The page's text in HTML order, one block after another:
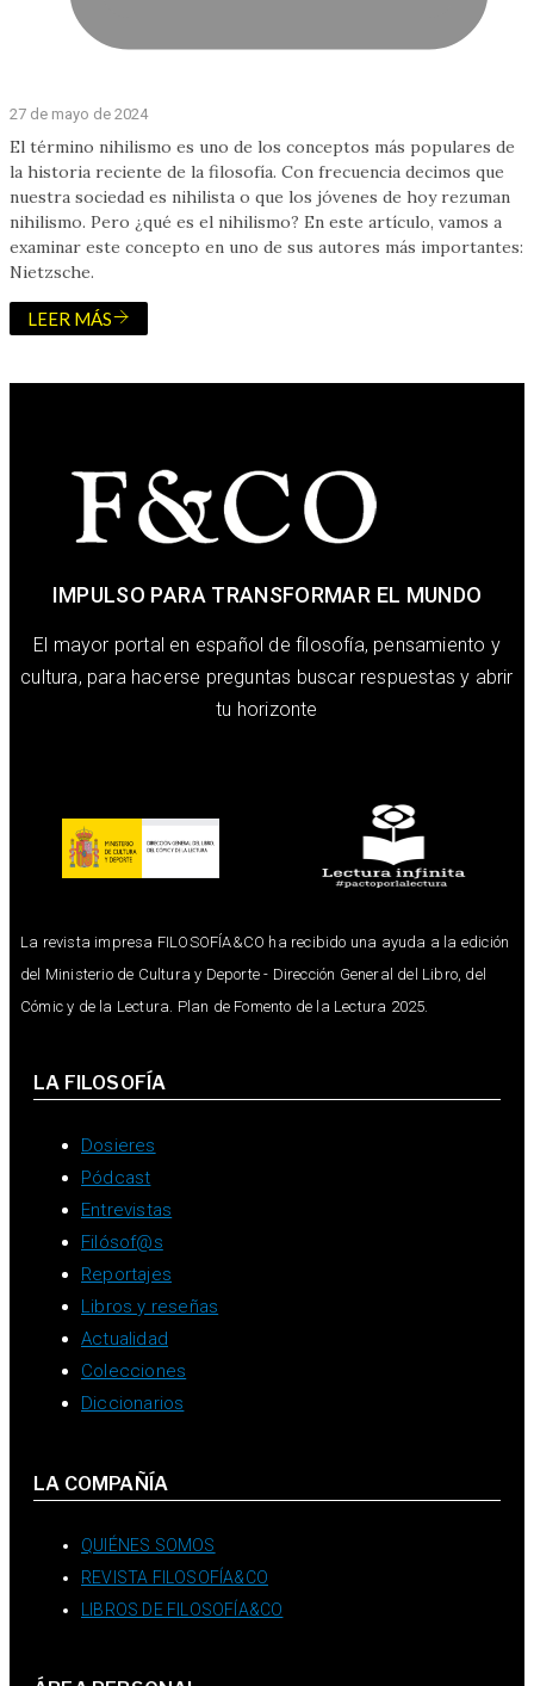
27 de mayo de 2024
El término nihilismo es uno de los conceptos más populares de
la historia reciente de la filosofía. Con frecuencia decimos que
nuestra sociedad es nihilista o que los jóvenes de hoy rezuman
nihilismo. Pero ¿qué es el nihilismo? En este artículo, vamos a
examinar este concepto en uno de sus autores más importantes:
Nietzsche.
LEER MÁS
IMPULSO PARA TRANSFORMAR EL MUNDO
El mayor portal en español de filosofía, pensamiento y
cultura, para hacerse preguntas buscar respuestas y abrir
tu horizonte
La revista impresa FILOSOFÍA&CO ha recibido una ayuda a la edición
del Ministerio de Cultura y Deporte - Dirección General del Libro, del
Cómic y de la Lectura. Plan de Fomento de la Lectura 2025.
LA FILOSOFÍA
Dosieres
Pódcast
Entrevistas
Filósof@s
Reportajes
Libros y reseñas
Actualidad
Colecciones
Diccionarios
LA COMPAÑÍA
QUIÉNES SOMOS
REVISTA FILOSOFÍA&CO
LIBROS DE FILOSOFÍA&CO